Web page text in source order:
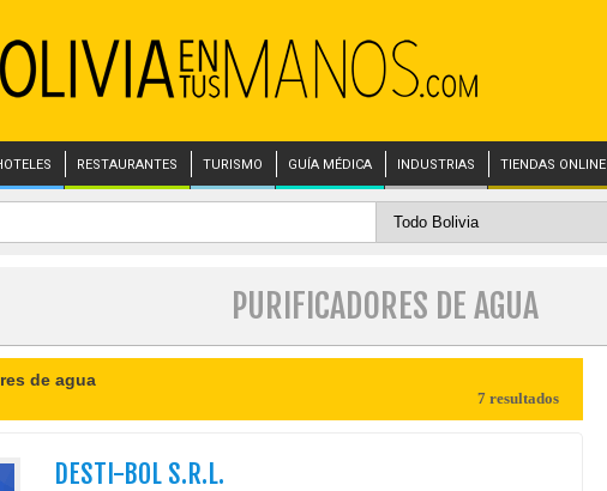
RESTAURANTES TURISMO GUÍA MÉDICA INDUSTRIAS TIENDAS ONLINE
PURIFICADORES DE AGUA
de agua
7 resultados
DESTI-BOL S.R.L.